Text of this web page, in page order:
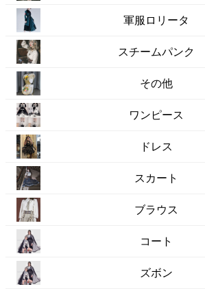
軍服ロリータ
スチームパンク
その他
ワンピース
ドレス
スカート
ブラウス
コート
ズボン